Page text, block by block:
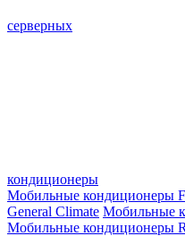
серверных
кондиционеры
Мобильные кондиционеры
General Climate Мобильные
Мобильные кондиционеры